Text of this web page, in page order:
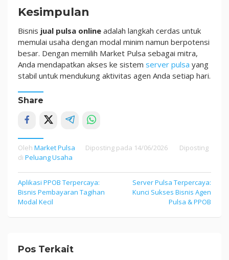
Kesimpulan
Bisnis jual pulsa online adalah langkah cerdas untuk
memulai usaha dengan modal minim namun berpotensi
besar. Dengan memilih Market Pulsa sebagai mitra,
Anda mendapatkan akses ke sistem server pulsa yang
stabil untuk mendukung aktivitas agen Anda setiap hari.
Share
Oleh Market Pulsa Diposting pada 14/06/2026
Diposting
di Peluang Usaha
Navigasi
pos
Aplikasi PPOB Terpercaya:
Bisnis Pembayaran Tagihan
Modal Kecil
Server Pulsa Terpercaya:
Kunci Sukses Bisnis Agen
Pulsa & PPOB
Pos Terkait